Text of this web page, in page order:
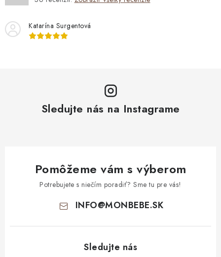
Katarína Surgentová
Sledujte nás na Instagrame
Pomôžeme vám s výberom
Potrebujete s niečím poradiť? Sme tu pre vás!
INFO@MONBEBE.SK